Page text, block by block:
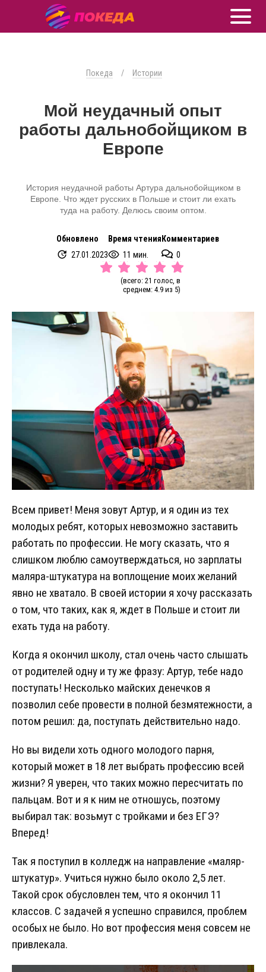
Покеда / Истории
Мой неудачный опыт
работы дальнобойщиком в
Европе
История неудачной работы Артура дальнобойщиком в
Европе. Что ждет русских в Польше и стоит ли ехать
туда на работу. Делюсь своим оптом.
Обновлено
27.01.2023
Время чтения
11 мин.
Комментариев
0
(всего: 21 голос, в
среднем: 4.9 из 5)
Всем привет! Меня зовут Артур, и я один из тех
молодых ребят, которых невозможно заставить
работать по профессии. Не могу сказать, что я
слишком люблю самоутверждаться, но зарплаты
маляра-штукатура на воплощение моих желаний
явно не хватало. В своей истории я хочу рассказать
о том, что таких, как я, ждет в Польше и стоит ли
ехать туда на работу.
Когда я окончил школу, стал очень часто слышать
от родителей одну и ту же фразу: Артур, тебе надо
поступать! Несколько майских денечков я
позволил себе провести в полной безмятежности, а
потом решил: да, поступать действительно надо.
Но вы видели хоть одного молодого парня,
который может в 18 лет выбрать профессию всей
жизни? Я уверен, что таких можно пересчитать по
пальцам. Вот и я к ним не отношусь, поэтому
выбирал так: возьмут с тройками и без ЕГЭ?
Вперед!
Так я поступил в колледж на направление «маляр-
штукатур». Учиться нужно было около 2,5 лет.
Такой срок обусловлен тем, что я окончил 11
классов. С задачей я успешно справился, проблем
особых не было. Но вот профессия меня совсем не
привлекала.